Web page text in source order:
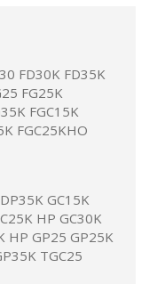
FD30K FD35K
FG25K
FGC15K
FGC25KHO
GC15K
HP GC30K
HP GP25 GP25K
TGC25